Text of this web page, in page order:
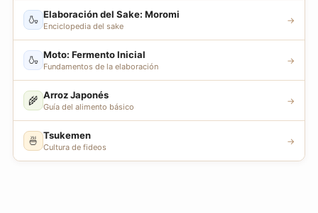
🍶 Elaboración del Sake: Moromi
Enciclopedia del sake
→
🍶 Moto: Fermento Inicial
Fundamentos de la elaboración
→
🌾 Arroz Japonés
Guía del alimento básico
→
🍜 Tsukemen
Cultura de fideos
→